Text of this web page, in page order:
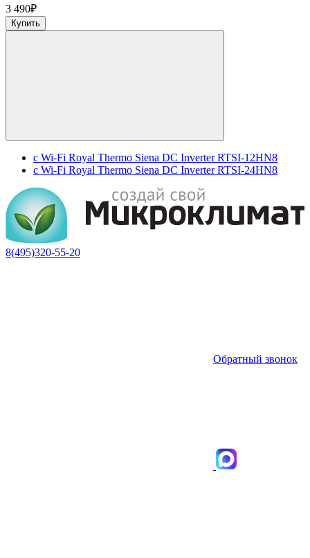
3 490₽
Купить
c Wi-Fi Royal Thermo Siena DC Inverter RTSI-12HN8
c Wi-Fi Royal Thermo Siena DC Inverter RTSI-24HN8
8(495)320-55-20
Обратный звонок